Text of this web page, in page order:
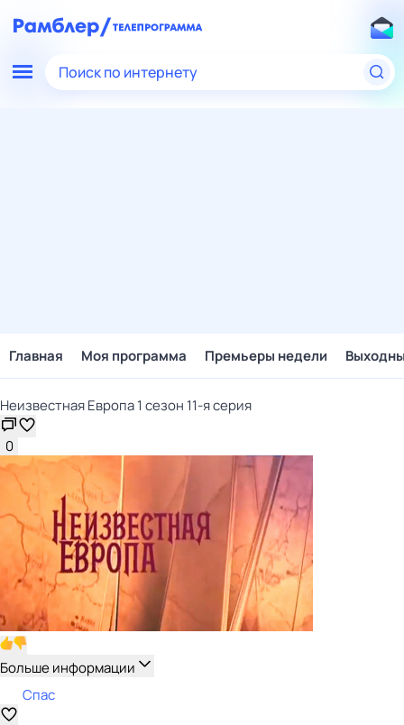
Поиск по интернету
Главная Моя программа Премьеры недели
Неизвестная Европа 1 сезон 11-я серия
0
Больше информации
Спас